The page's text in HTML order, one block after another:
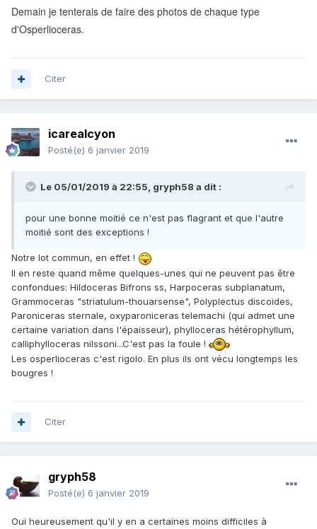
Demain je tenterais de faire des photos de chaque type
d'Osperlioceras.
Citer
icarealcyon
Posté(e) 6 janvier 2019
Le 05/01/2019 à 22:55, gryph58 a dit :
pour une bonne moitié ce n'est pas flagrant et que l'autre
moitié sont des exceptions !
Notre lot commun, en effet !
Il en reste quand même quelques-unes qui ne peuvent pas être
confondues: Hildoceras Bifrons ss, Harpoceras subplanatum,
Grammoceras "striatulum-thouarsense", Polyplectus discoides,
Paroniceras sternale, oxyparoniceras telemachi (qui admet une
certaine variation dans l'épaisseur), phylloceras hétérophyllum,
calliphylloceras nilssoni...C'est pas la foule !
Les osperlioceras c'est rigolo. En plus ils ont vécu longtemps les
bougres !
Citer
gryph58
Posté(e) 6 janvier 2019
Oui heureusement qu'il y en a certaines moins difficiles à